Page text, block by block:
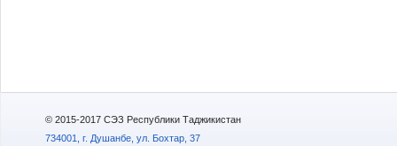
© 2015-2017 СЭЗ Республики Таджикистан
734001, г. Душанбе, ул. Бохтар, 37